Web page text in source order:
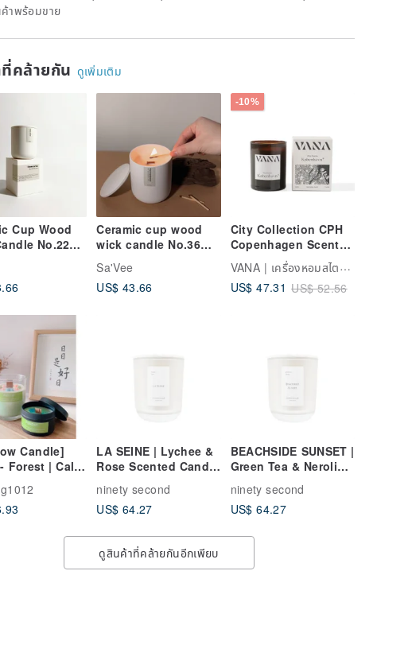
าพร้อมขาย
คล้ายกัน ดูเพิ่มเติม
Cup Wood
No.22
Fragrance -
Tone
Ceramic cup wood
wick candle No.36
Placid Sandalwood-
wood tone
Sa'Vee
US$ 43.66
-10%
City Collection CPH
Copenhagen Scented
Candle 210g -
Oriental Woody
VANA | เครื่องหอมสไตล์นอร์ดิก
US$ 47.31 US$ 52.56
Candle]
Forest | Calm
|
oil scented
LA SEINE | Lychee &
Rose Scented Candle
| ninety second
ninety second
US$ 64.27
BEACHSIDE SUNSET |
Green Tea & Neroli
Scented Candle |
ninety second
ninety second
US$ 64.27
ดูสินค้าที่คล้ายกันอีกเพียบ